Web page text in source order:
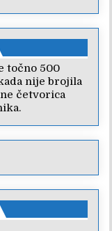
točno 500
nije brojila
četvorica